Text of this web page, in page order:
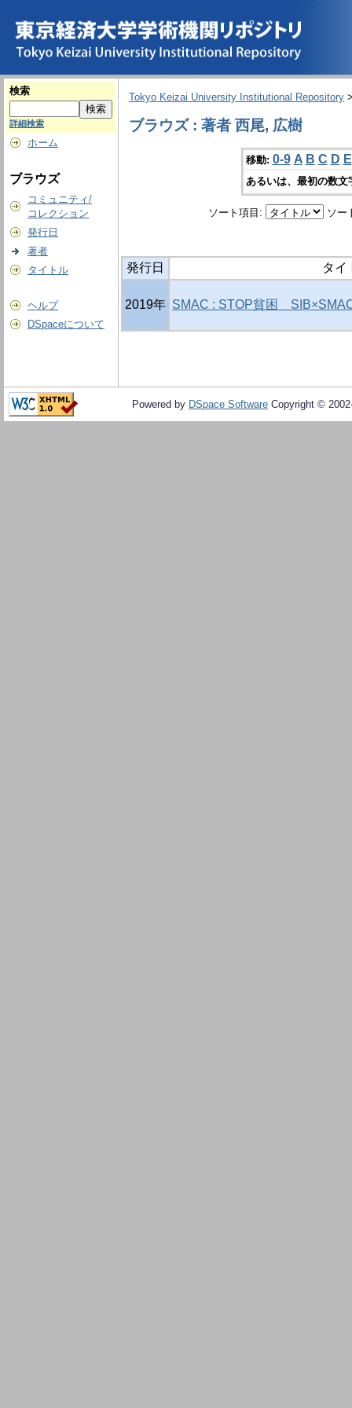
検索
詳細検索
ホーム
ブラウズ
コミュニティ/
コレクション
発行日
著者
タイトル
ヘルプ
DSpaceについて
Tokyo Keizai University Institutional Repository
ブラウズ : 著者 西尾, 広樹
移動: 0-9 A B C D E
あるいは、最初の数
ソート項目: ソー
発行日 タイ
2019年 SMAC : STOP貧困
Powered by DSpace Software Copyright ©